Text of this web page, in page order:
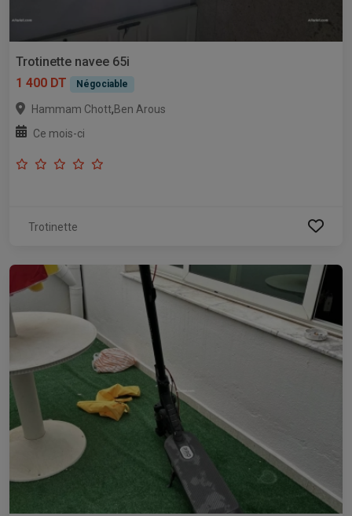
Trotinette navee 65i
1 400 DT
Négociable
Hammam Chott,Ben Arous
Ce mois-ci
Trotinette